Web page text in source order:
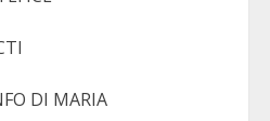
DI MARIA